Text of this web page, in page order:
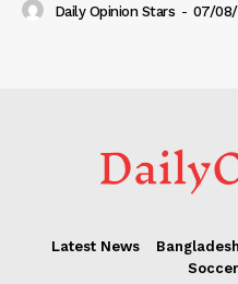
Daily Opinion Stars - 07/
Latest News
Soccer